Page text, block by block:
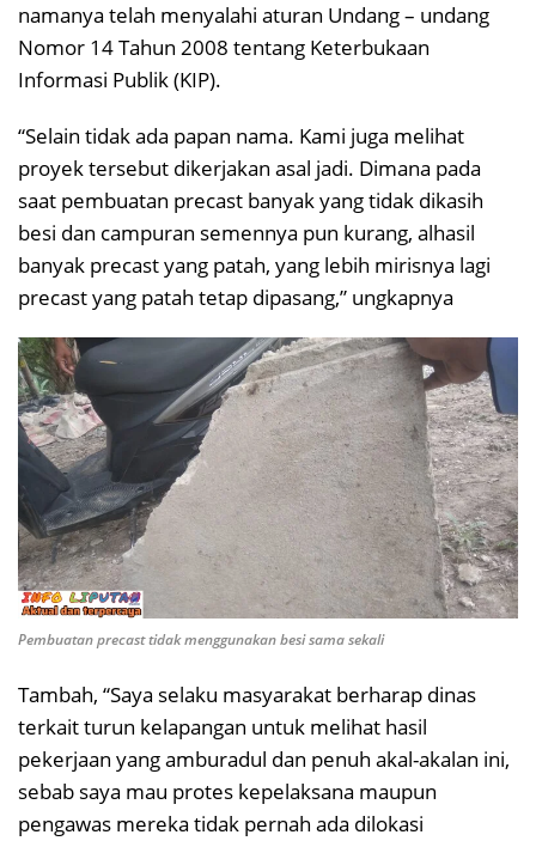
namanya telah menyalahi aturan Undang – undang
Nomor 14 Tahun 2008 tentang Keterbukaan
Informasi Publik (KIP).
“Selain tidak ada papan nama. Kami juga melihat
proyek tersebut dikerjakan asal jadi. Dimana pada
saat pembuatan precast banyak yang tidak dikasih
besi dan campuran semennya pun kurang, alhasil
banyak precast yang patah, yang lebih mirisnya lagi
precast yang patah tetap dipasang,” ungkapnya
Pembuatan precast tidak menggunakan besi sama sekali
Tambah, “Saya selaku masyarakat berharap dinas
terkait turun kelapangan untuk melihat hasil
pekerjaan yang amburadul dan penuh akal-akalan ini,
sebab saya mau protes kepelaksana maupun
pengawas mereka tidak pernah ada dilokasi